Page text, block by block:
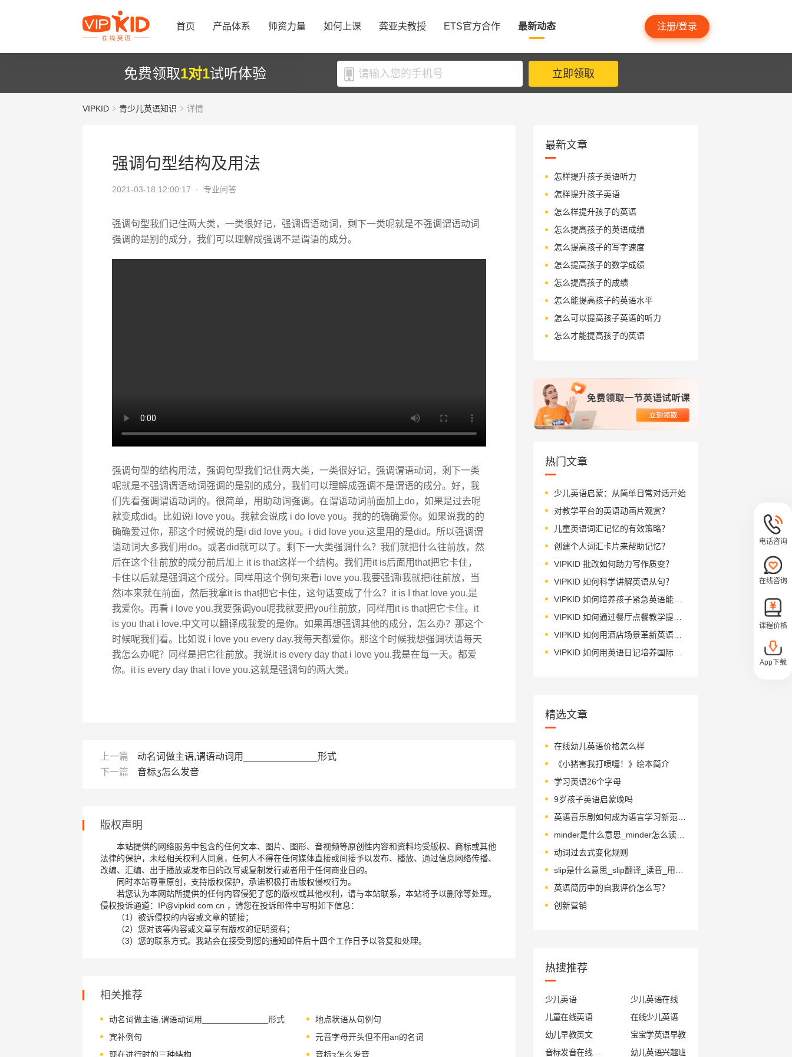
首页 产品体系 师资力量 如何上课 龚亚夫教授 ETS官方合作 最新动态 注册/登录
免费领取1对1试听体验 立即领取
VIPKID 青少儿英语知识 详情
强调句型结构及用法
2021-03-18 12:00:17 · 专业问答
强调句型我们记住两大类，一类很好记，强调谓语动词，剩下一类呢就是不强调谓语动词
强调的是别的成分，我们可以理解成强调不是谓语的成分。
强调句型的结构用法，强调句型我们记住两大类，一类很好记，强调谓语动词，剩下一类
呢就是不强调谓语动词强调的是别的成分，我们可以理解成强调不是谓语的成分。好，我
们先看强调谓语动词的。很简单，用助动词强调。在谓语动词前面加上do，如果是过去呢
就变成did。比如说i love you。我就会说成 i do love you。我的的确确爱你。如果说我的的
确确爱过你，那这个时候说的是i did love you。i did love you.这里用的是did。所以强调谓
语动词大多我们用do。或者did就可以了。剩下一大类强调什么？我们就把什么往前放，然
后在这个往前放的成分前后加上 it is that这样一个结构。我们用it is后面用that把它卡住，
卡住以后就是强调这个成分。同样用这个例句来看i love you.我要强调i我就把i往前放，当
然i本来就在前面，然后我拿it is that把它卡住，这句话变成了什么？it is I that love you.是
我爱你。再看 i love you.我要强调you呢我就要把you往前放，同样用it is that把它卡住。it
is you that i love.中文可以翻译成我爱的是你。如果再想强调其他的成分，怎么办？那这个
时候呢我们看。比如说 i love you every day.我每天都爱你。那这个时候我想强调状语每天
我怎么办呢？同样是把它往前放。我说it is every day that i love you.我是在每一天。都爱
你。it is every day that i love you.这就是强调句的两大类。
上一篇
动名词做主语,谓语动词用______________形式
下一篇
音标ʒ怎么发音
版权声明
本站提供的网络服务中包含的任何文本、图片、图形、音视频等原创性内容和资料均受版权、商标或其他
法律的保护，未经相关权利人同意，任何人不得在任何媒体直接或间接予以发布、播放、通过信息网络传播、
改编、汇编、出于播放或发布目的改写或复制发行或者用于任何商业目的。
同时本站尊重原创，支持版权保护，承诺积极打击版权侵权行为。
若您认为本网站所提供的任何内容侵犯了您的版权或其他权利，请与本站联系，本站将予以删除等处理。
侵权投诉通道：IP@vipkid.com.cn ，请您在投诉邮件中写明如下信息：
（1）被诉侵权的内容或文章的链接；
（2）您对该等内容或文章享有版权的证明资料；
（3）您的联系方式。我站会在接受到您的通知邮件后十四个工作日予以答复和处理。
相关推荐
动名词做主语,谓语动词用______________形式
地点状语从句例句
宾补例句
元音字母开头但不用an的名词
现在进行时的三种结构
音标ʒ怎么发音
最新文章
怎样提升孩子英语听力
怎样提升孩子英语
怎么样提升孩子的英语
怎么提高孩子的英语成绩
怎么提高孩子的写字速度
怎么提高孩子的数学成绩
怎么提高孩子的成绩
怎么能提高孩子的英语水平
怎么可以提高孩子英语的听力
怎么才能提高孩子的英语
热门文章
少儿英语启蒙：从简单日常对话开始
对教学平台的英语动画片观赏？
儿童英语词汇记忆的有效策略？
创建个人词汇卡片来帮助记忆？
VIPKID 批改如何助力写作质变？
VIPKID 如何科学讲解英语从句？
VIPKID 如何培养孩子紧急英语能力？
VIPKID 如何通过餐厅点餐教学提升少儿英语应用能力？
VIPKID 如何用酒店场景革新英语教学？
VIPKID 如何用英语日记培养国际化人才？
精选文章
在线幼儿英语价格怎么样
《小猪害我打喷嚏！》绘本简介
学习英语26个字母
9岁孩子英语启蒙晚吗
英语音乐剧如何成为语言学习新范式？
minder是什么意思_minder怎么读_音标ˈmaɪndə(r)
动词过去式变化规则
英语简历中的自我评价怎么写？
创新营销
热搜推荐
少儿英语
少儿英语在线
儿童在线英语
在线少儿英语
幼儿早教英文
宝宝学英语早教
幼儿英语兴趣班
电话咨询
在线咨询
课程价格
App下载